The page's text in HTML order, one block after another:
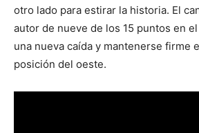
otro lado para estirar la historia. El
autor de nueve de los 15 puntos en
una nueva caída y mantenerse firme
posición del oeste.